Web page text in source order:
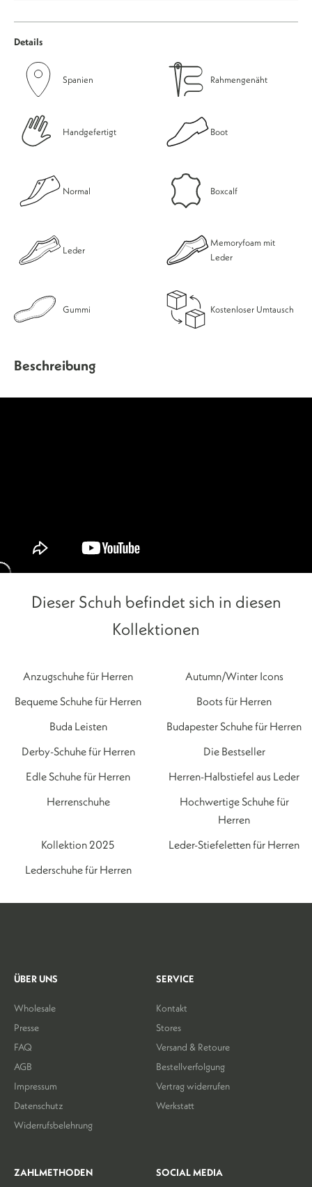
Details
Spanien Rahmengenäht
Handgefertigt Boot
Normal Boxcalf
Leder
Memoryfoam mit
Leder
Gummi Kostenloser Umtausch
Beschreibung
Dieser Schuh befindet sich in diesen
Kollektionen
Anzugschuhe für Herren
Autumn/Winter Icons
Bequeme Schuhe für Herren
Boots für Herren
Buda Leisten
Budapester Schuhe für Herren
Derby-Schuhe für Herren
Die Bestseller
Edle Schuhe für Herren
Herren-Halbstiefel aus Leder
Herrenschuhe
Hochwertige Schuhe für
Herren
Kollektion 2025
Leder-Stiefeletten für Herren
Lederschuhe für Herren
ÜBER UNS
Wholesale
Presse
FAQ
AGB
Impressum
Datenschutz
Widerrufsbelehrung
SERVICE
Kontakt
Stores
Versand & Retoure
Bestellverfolgung
Vertrag widerrufen
Werkstatt
ZAHLMETHODEN SOCIAL MEDIA